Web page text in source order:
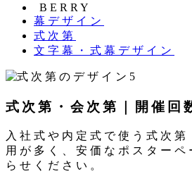
日
新
日
著
者
BERRY
カ
テ
ゴ
ー
幕デザイン
カ
テ
リ
式次第
カ
ゴ
ー
文字幕・式幕デザイン
式次第・会次第｜開催回
入社式や内定式で使う式次
用が多く、安価なポスター
らせください。